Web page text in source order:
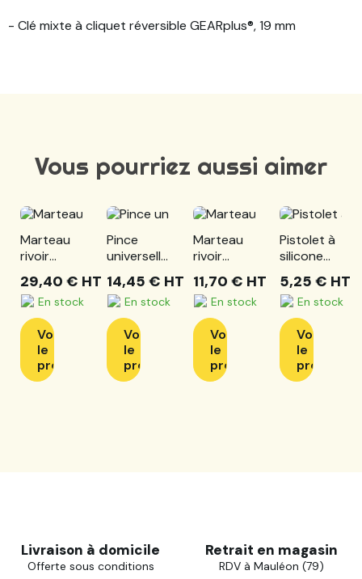
- Clé mixte à cliquet réversible GEARplus®, 19 mm
Vous pourriez aussi aimer
Marteau
rivoir
manche
Hickory,
1,5 kg
29,40 € HT
En stock
Voir
le
produit
Pince
universelle
à
poignées
bi-
composants,
L.165 mm
14,45 € HT
En stock
Voir
le
produit
Marteau
rivoir
manche
tri-
matière,
250 g
11,70 € HT
En stock
Voir
le
produit
Pistolet à
silicone
simple
pour
cartouche
310ml
5,25 € HT
En stock
Voir
le
produit
Livraison à domicile
Offerte sous conditions
Retrait en magasin
RDV à Mauléon (79)